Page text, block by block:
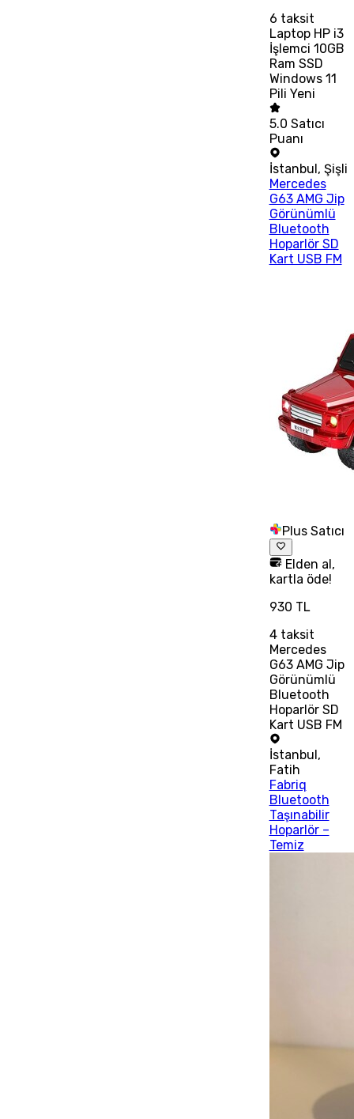
6 taksit
Laptop HP i3
İşlemci 10GB
Ram SSD
Windows 11
Pili Yeni
5.0 Satıcı
Puanı
İstanbul, Şişli
Mercedes
G63 AMG Jip
Görünümlü
Bluetooth
Hoparlör SD
Kart USB FM
Plus Satıcı
Elden al,
kartla öde!
930 TL
4taksit
Mercedes
G63 AMG Jip
Görünümlü
Bluetooth
Hoparlör SD
Kart USB FM
İstanbul ,
Fatih
Fabriq
Bluetooth
Taşınabilir
Hoparlör –
Temiz